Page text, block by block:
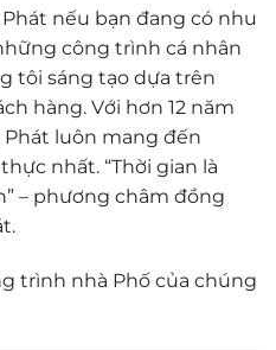
nếu bạn đang có nhu
công trình cá nhân
tôi sáng tạo dựa trên
hàng. Với hơn 12 năm
luôn mang đến
nhất. “Thời gian là
– phương châm đồng
trình nhà Phố của chúng